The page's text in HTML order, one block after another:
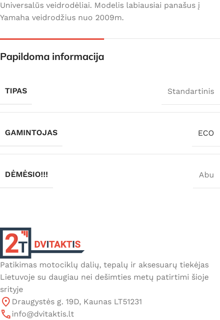
Universalūs veidrodėliai. Modelis labiausiai panašus į
Yamaha veidrodžius nuo 2009m.
Papildoma informacija
TIPAS Standartinis
GAMINTOJAS ECO
DĖMĖSIO!!! Abu
Patikimas motociklų dalių, tepalų ir aksesuarų tiekėjas
Lietuvoje su daugiau nei dešimties metų patirtimi šioje
srityje
Draugystės g. 19D, Kaunas LT51231
info@dvitaktis.lt